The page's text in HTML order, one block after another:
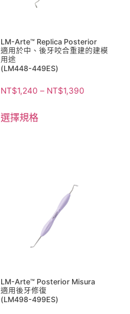
LM-Arte™ Replica Posterior
適用於中、後牙咬合重建的建模
用途
(LM448-449ES)
NT$1,240 – NT$1,390
選擇規格
LM-Arte™ Posterior Misura
適用後牙修復
(LM498-499ES)